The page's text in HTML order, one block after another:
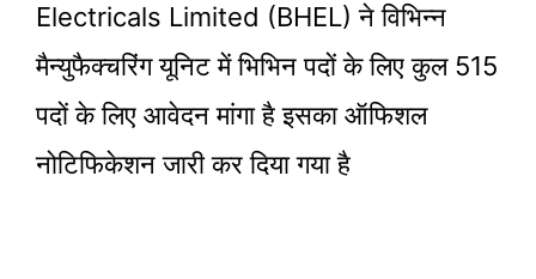
Electricals Limited (BHEL) ने विभिन्न
मैन्युफैक्चरिंग यूनिट में भिभिन पदों के लिए कुल 515
पदों के लिए आवेदन मांगा है इसका ऑफिशल
नोटिफिकेशन जारी कर दिया गया है